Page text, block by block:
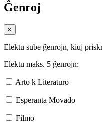
Ĝenroj
×
Elektu sube ĝenrojn, kiuj
Elektu maks. 5 ĝenrojn:
Arto k Literaturo
Esperanta Movado
Filmo